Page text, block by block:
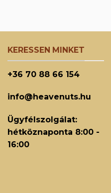
KERESSEN MINKET
+36 70 88 66 154
info@heavenuts.hu
Ügyfélszolgálat:
hétköznaponta 8:00 -
16:00